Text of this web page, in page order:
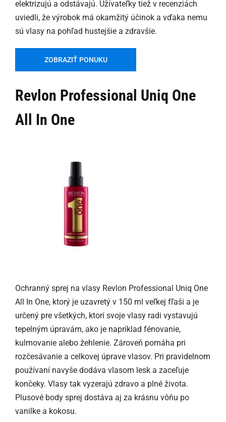
elektrizujú a odstávajú. Užívateľky tiež v recenziách
uviedli, že výrobok má okamžitý účinok a vďaka nemu
sú vlasy na pohľad hustejšie a zdravšie.
ZOBRAZIŤ PONUKU
Revlon Professional Uniq One
All In One
Ochranný sprej na vlasy Revlon Professional Uniq One
All In One, ktorý je uzavretý v 150 ml veľkej fľaši a je
určený pre všetkých, ktorí svoje vlasy radi vystavujú
tepelným úpravám, ako je napríklad fénovanie,
kulmovanie alebo žehlenie. Zároveň pomáha pri
rozčesávanie a celkovej úprave vlasov. Pri pravidelnom
používaní navyše dodáva vlasom lesk a zaceľuje
končeky. Vlasy tak vyzerajú zdravo a plné života.
Plusové body sprej dostáva aj za krásnu vôňu po
vanilke a kokosu.